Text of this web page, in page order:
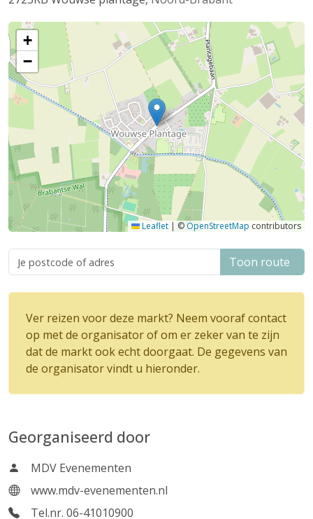
+
−
Leaflet | ©OpenStreetMap contributors
Toon route
Ver reizen voor deze markt? Neem vooraf contact
op met de organisator of om er zeker van te zijn
dat de markt ook echt doorgaat. De gegevens van
de organisator vindt u hieronder.
Georganiseerd door
MDV Evenementen
www.mdv-evenementen.nl
Tel.nr. 06-41010900